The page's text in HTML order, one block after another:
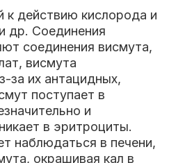
к действию кислорода и
др. Соединения
соединения висмута,
висмута
за их антацидных,
поступает в
и
в эритроциты.
наблюдаться в печени,
окрашивая кал в